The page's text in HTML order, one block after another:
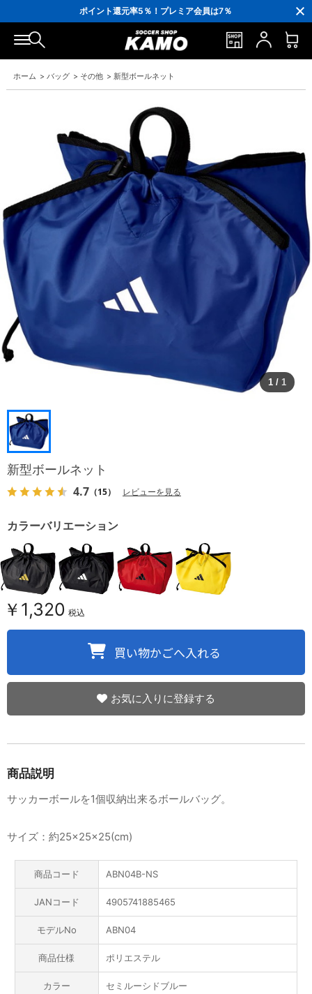
ポイント還元率5％！プレミア会員は7％
会員の方にはお誕生月に「10％OFFクーポン」プレゼント！
16,000円(税込)以上でシューズケースプレゼント！
3,300円(税込)以上で送料無料！
ホーム > バッグ > その他 > 新型ボールネット
1 / 1
新型ボールネット
4.7 （15） レビューを見る
カラーバリエーション
￥1,320 税込
お気に入りに登録する
商品説明
サッカーボールを1個収納出来るボールバッグ。
サイズ：約25×25×25(cm)
商品コード ABN04B-NS
JANコード 4905741885465
モデルNo ABN04
商品仕様 ポリエステル
カラー セミルーシドブルー